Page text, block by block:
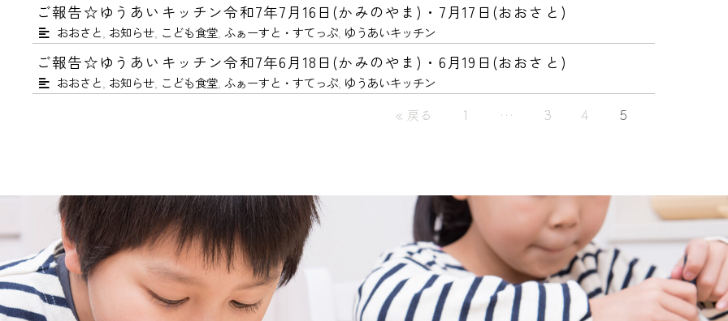
ご報告☆ゆうあいキッチン令和7年7月16日(かみのやま)・7月17日(おおさと)
おおさと お知らせ こども食堂 ,ふぁーすと・すてっぷ ゆうあいキッチン
ご報告☆ゆうあいキッチン令和7年6月18日(かみのやま)・6月19日(おおさと)
おおさと お知らせ こども食堂 ,ふぁーすと・すてっぷ ゆうあいキッチン
« 戻る 1 … 3 4 5